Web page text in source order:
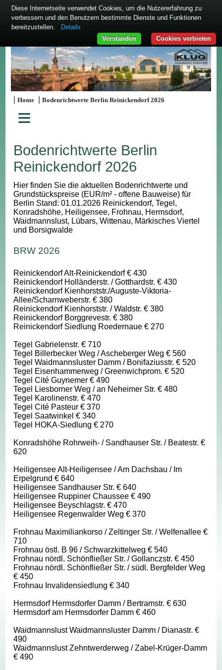
|Home |Bodenrichtwerte Berlin Reinickendorf 2026
≡
Bodenrichtwerte Berlin
Reinickendorf 2026
Hier finden Sie die aktuellen Bodenrichtwerte und
Grundstückspreise (EUR/m² - offene Bauweise) für
Berlin Stand: 01.01.2026 Reinickendorf, Tegel,
Konradshöhe, Heiligensee, Frohnau, Hermsdorf,
Waidmannslust, Lübars, Wittenau, Märkisches Viertel
und Borsigwalde
BRW 2026
Reinickendorf Alt-Reinickendorf € 430
Reinickendorf Holländerstr. / Gotthardstr. € 430
Reinickendorf Kienhorststr./Auguste-Viktoria-
Allee/Scharnweberstr. € 380
Reinickendorf Kienhorststr. / Waldstr. € 380
Reinickendorf Borggrevestr. € 380
Reinickendorf Siedlung Roedernaue € 270
Tegel Gabrielenstr. € 710
Tegel Billerbecker Weg / Ascheberger Weg € 560
Tegel Waidmannsluster Damm / Bonifaziusstr. € 520
Tegel Eisenhammerweg / Greenwichprom. € 520
Tegel Cité Guynemer € 490
Tegel Liesborner Weg / an Neheimer Str. € 480
Tegel Karolinenstr. € 470
Tegel Cité Pasteur € 370
Tegel Saatwinkel € 340
Tegel HOKA-Siedlung € 270
Konradshöhe Rohrweih- / Sandhauser Str. / Beatestr. €
620
Heiligensee Alt-Heiligensee / Am Dachsbau / Im
Erpelgrund € 640
Heiligensee Sandhauser Str. € 640
Heiligensee Ruppiner Chaussee € 490
Heiligensee Beyschlagstr. € 470
Heiligensee Regenwalder Weg € 370
Frohnau Maximiliankorso / Zeltinger Str. / Welfenallee €
710
Frohnau östl. B 96 / Schwarzkittelweg € 540
Frohnau nördl. Schönfließer Str. / Gollanczstr. € 450
Frohnau nördl. Schönfließer Str. / südl. Bergfelder Weg
€ 450
Frohnau Invalidensiedlung € 340
Hermsdorf Hermsdorfer Damm / Bertramstr. € 630
Hermsdorf am Hermsdorfer Damm € 460
Waidmannslust Waidmannsluster Damm / Dianastr. €
490
Waidmannslust Zehntwerderweg / Zabel-Krüger-Damm
€ 490
Diese Internetseite verwendet Cookies, um die Nutzererfahrung zu
verbessern und den Benutzern bestimmte Dienste und Funktionen
bereitzustellen.
Details
Cookies verbieten
Verstanden